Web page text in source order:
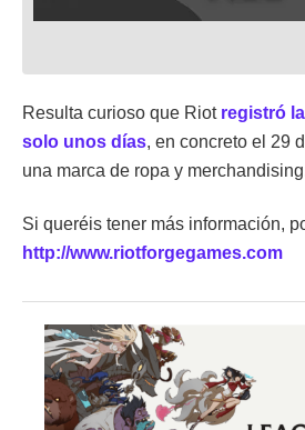
Resulta curioso que Riot registró
solo unos días, en concreto el 29
una marca de ropa y
Si queréis tener más información,
http://www.riotforgegames.com